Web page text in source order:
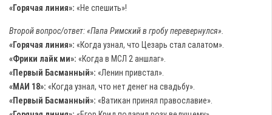
«Горячая линия»: «Не спешить»!
Второй вопрос/ответ: «Папа Римский в гробу перевернулся».
«Горячая линия»: «Когда узнал, что Цезарь стал салатом».
«Фрики лайк ми»: «Когда в МСЛ 2 аншлаг».
«Первый Басманный»: «Ленин привстал».
«МАИ 18»: «Когда узнал, что нет денег на свадьбу».
«Первый Басманный»: «Ватикан принял православие».